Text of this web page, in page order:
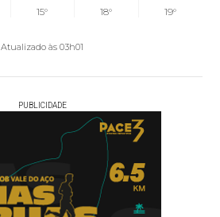
15°
18°
19°
Atualizado às 03h01
PUBLICIDADE